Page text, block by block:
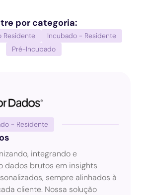
por categoria:
Residente
Incubado - Residente
Pré-Incubado
- Residente
integrando e
dados brutos em insights
sempre alinhados à
cliente. Nossa solução